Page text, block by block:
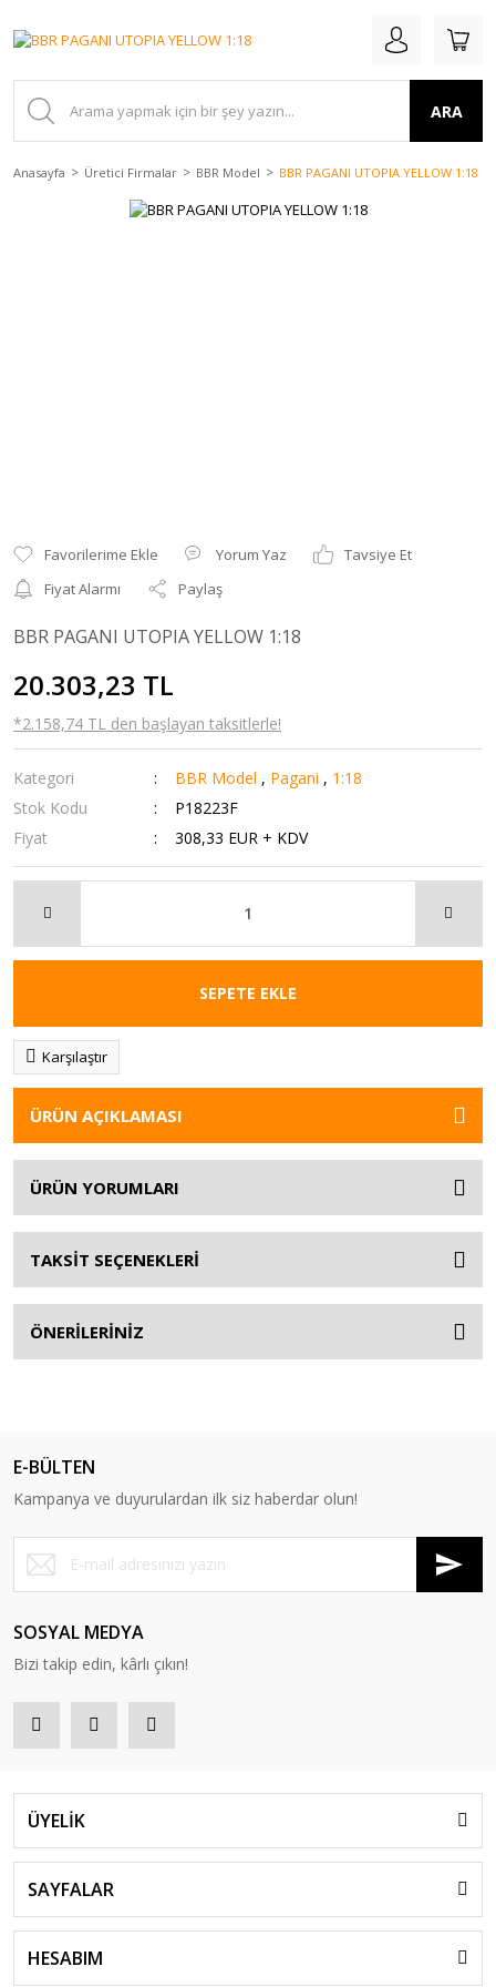
ARA
Anasayfa Üretici Firmalar BBR Model BBR PAGANI UTOPIA YELLOW 1:18
Yorum Yaz
Tavsiye Et
Fiyat Alarmı
Paylaş
BBR PAGANI UTOPIA YELLOW 1:18
20.303,23 TL
*2.158,74 TL den başlayan taksitlerle!
Kategori BBR Model , Pagani , 1:18
Stok Kodu
P18223F
Fiyat
308,33 EUR + KDV
SEPETE EKLE
Karşılaştır
ÜRÜN AÇIKLAMASI
ÜRÜN YORUMLARI
TAKSİT SEÇENEKLERİ
ÖNERİLERİNİZ
E-BÜLTEN
Kampanya ve duyurulardan ilk siz haberdar olun!
SOSYAL MEDYA
Bizi takip edin, kârlı çıkın!
ÜYELİK
SAYFALAR
HESABIM